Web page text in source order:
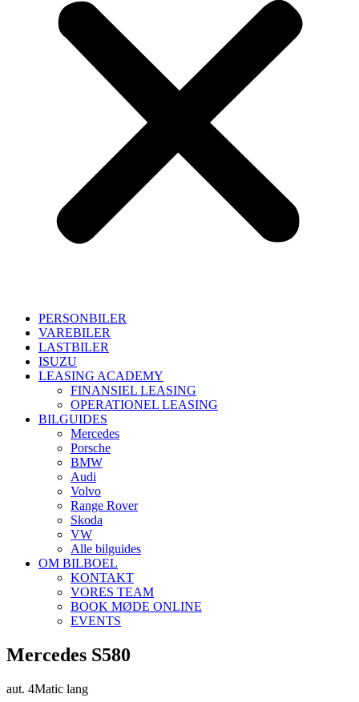
PERSONBILER
VAREBILER
LASTBILER
ISUZU
LEASING ACADEMY
FINANSIEL LEASING
OPERATIONEL LEASING
BILGUIDES
Mercedes
Porsche
BMW
Audi
Volvo
Range Rover
Skoda
VW
Alle bilguides
OM BILBOEL
KONTAKT
VORES TEAM
BOOK MØDE ONLINE
EVENTS
Mercedes S580
aut. 4Matic lang